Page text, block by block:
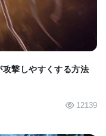
作用の仕方に影響
害なマイクロバイ
判定できるように
疫過程を防ぐ新し
はないか」と述
撃しやすくする方法
12139